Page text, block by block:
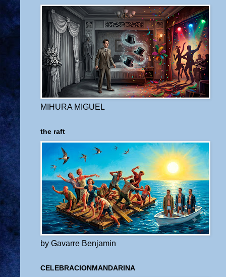
MIHURA MIGUEL
the raft
by Gavarre Benjamin
CELEBRACIONMANDARINA